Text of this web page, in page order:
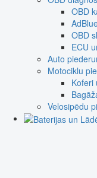
OBD
OBD
ECU
Auto
Motociklu
Koferi
Velosipēdu